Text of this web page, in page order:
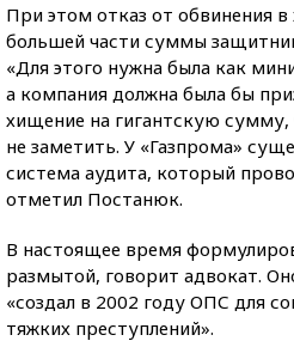
При этом отказ от обвинения
большей части суммы
«Для этого нужна была как
а компания должна была бы
хищение на гигантскую
не заметить. У «Газпрома»
система аудита, который
отметил Постанюк.
В настоящее время
размытой, говорит адвокат.
«создал в 2002 году ОПС для
тяжких преступлений».